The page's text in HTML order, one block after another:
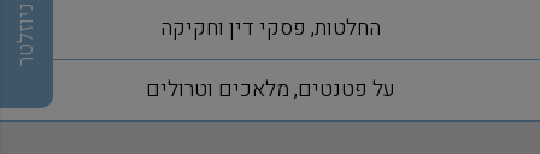
החלטות, פסקי דין וחקיקה
על פטנטים, מלאכים וטרולים
ניוזלטר